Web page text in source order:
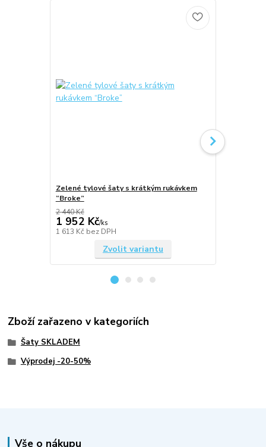
Zelené tylové šaty s krátkým rukávkem
“Broke”
2 440 Kč
1 952 Kč/ks
1 613 Kč bez DPH
Zvolit variantu
Zboží zařazeno v kategoriích
Šaty SKLADEM
Výprodej -20-50%
Vše o nákupu